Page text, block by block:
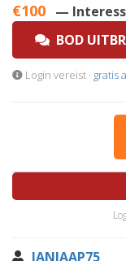
€100 —
BOD
Login vereist · gratis
JANJAAP75